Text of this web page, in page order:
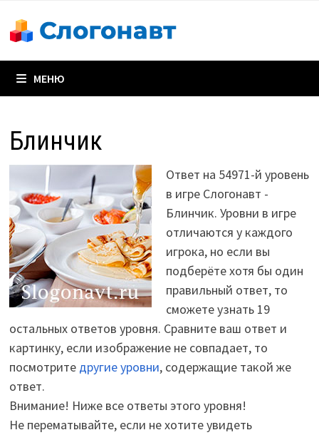
содержимому
МЕНЮ
Блинчик
Ответ на 54971-й уровень
в игре Слогонавт -
Блинчик. Уровни в игре
отличаются у каждого
игрока, но если вы
подберёте хотя бы один
правильный ответ, то
сможете узнать 19
остальных ответов уровня. Сравните ваш ответ и
картинку, если изображение не совпадает, то
посмотрите другие уровни, содержащие такой же
ответ.
Внимание! Ниже все ответы этого уровня!
Не перематывайте, если не хотите увидеть